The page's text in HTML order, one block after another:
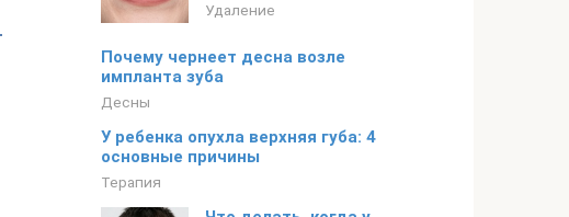
Удаление
Почему чернеет десна возле
импланта зуба
Десны
У ребенка опухла верхняя губа: 4
основные причины
Терапия